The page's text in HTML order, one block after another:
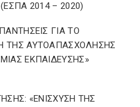
2014 – 2020)
ΓΙΑ ΤΟ
ΤΗΣ ΑΥΤΟΑΠΑΣΧΟΛΗΣΗΣ
ΕΚΠΑΙΔΕΥΣΗΣ»
«ΕΝΙΣΧΥΣΗ ΤΗΣ